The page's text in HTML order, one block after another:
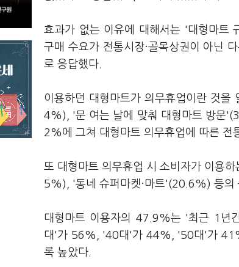
효과가 없는 이유에 대해서는 '대형마트
구매 수요가 전통시장·골목상권이 아닌
로 응답했다.
이용하던 대형마트가 의무휴업이란 것
4%), '문 여는 날에 맞춰 대형마트 방문
2%에 그쳐 대형마트 의무휴업에 따른 전
또 대형마트 의무휴업 시 소비자가 이용
5%), '동네 슈퍼마켓·마트'(20.6%) 등의
대형마트 이용자의 47.9%는 '최근 1년
대'가 56%, '40대'가 44%, '50대'가 41%
록 높았다.